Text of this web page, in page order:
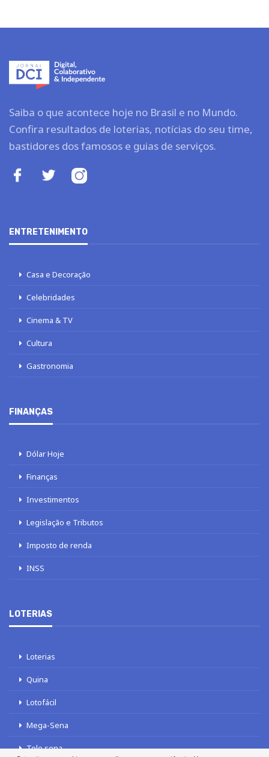
Saiba o que acontece hoje no Brasil e no Mundo.
Confira resultados de loterias, notícias do seu time,
bastidores dos famosos e guias de serviços.
ENTRETENIMENTO
Casa e Decoração
Celebridades
Cinema & TV
Cultura
Gastronomia
FINANÇAS
Dólar Hoje
Finanças
Investimentos
Legislação e Tributos
Imposto de renda
INSS
LOTERIAS
Loterias
Quina
Lotofácil
Mega-Sena
Tele sena